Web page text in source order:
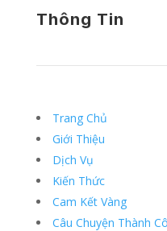
Thông Tin
Trang Chủ
Giới Thiệu
Dịch Vụ
Kiến Thức
Cam Kết Vàng
Câu Chuyện Thành